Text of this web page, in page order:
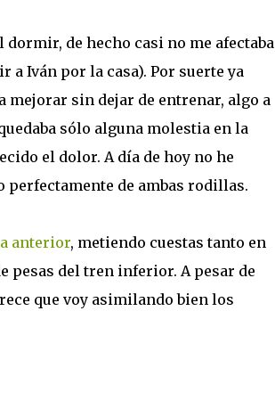
de hecho casi no me afectaba
Iván por la casa). Por suerte ya
sin dejar de entrenar, algo a
sólo alguna molestia en la
el dolor. A día de hoy no he
perfectamente de ambas rodillas.
anterior, metiendo cuestas tanto en
pesas del tren inferior. A pesar de
que voy asimilando bien los